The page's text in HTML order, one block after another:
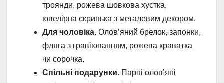
троянди, рожева шовкова хустка,
ювелірна скринька з металевим декором.
Для чоловіка. Олов’яний брелок, запонки,
фляга з гравіюванням, рожева краватка
чи сорочка.
Спільні подарунки. Парні олов’яні